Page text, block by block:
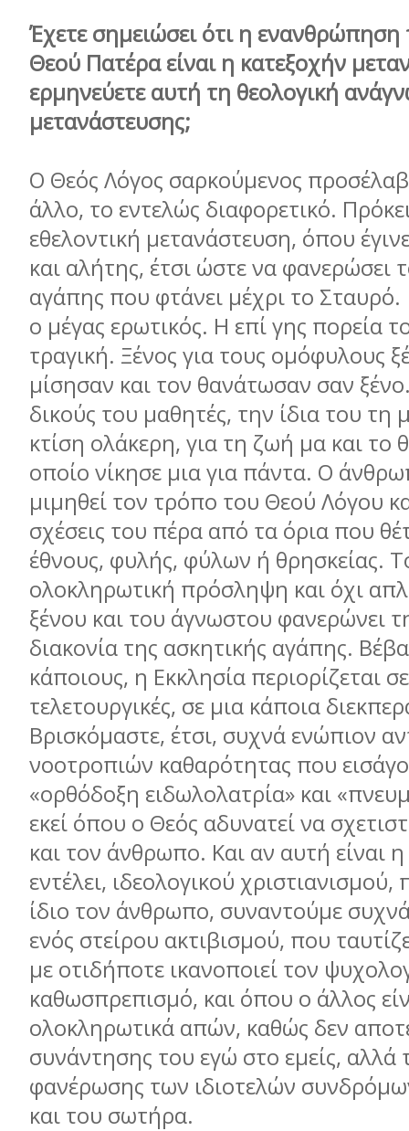
Έχετε σημειώσει ότι η
Θεού Πατέρα είναι η κατεξοχήν
ερμηνεύετε αυτή τη θεολογική
μετανάστευσης;
Ο Θεός Λόγος σαρκούμενος
άλλο, το εντελώς διαφορετικό.
εθελοντική μετανάστευση, όπου
και αλήτης, έτσι ώστε να φανερώσει
αγάπης που φτάνει μέχρι το Σταυρό.
ο μέγας ερωτικός. Η επί γης πορεία
τραγική. Ξένος για τους ομόφυλους
μίσησαν και τον θανάτωσαν σαν
δικούς του μαθητές, την ίδια του τη
κτίση ολάκερη, για τη ζωή μα και το
οποίο νίκησε μια για πάντα. Ο
μιμηθεί τον τρόπο του Θεού Λόγου
σχέσεις του πέρα από τα όρια που
έθνους, φυλής, φύλων ή θρησκείας.
ολοκληρωτική πρόσληψη και όχι
ξένου και του άγνωστου φανερώνει
διακονία της ασκητικής αγάπης.
κάποιους, η Εκκλησία περιορίζεται
τελετουργικές, σε μια κάποια
Βρισκόμαστε, έτσι, συχνά ενώπιον
νοοτροπιών καθαρότητας που
«ορθόδοξη ειδωλολατρία» και
εκεί όπου ο Θεός αδυνατεί να
και τον άνθρωπο. Και αν αυτή είναι η
εντέλει, ιδεολογικού χριστιανισμού,
ίδιο τον άνθρωπο, συναντούμε
ενός στείρου ακτιβισμού, που
με οτιδήποτε ικανοποιεί τον
καθωσπρεπισμό, και όπου ο άλλος
ολοκληρωτικά απών, καθώς δεν
συνάντησης του εγώ στο εμείς, αλλά
φανέρωσης των ιδιοτελών
και του σωτήρα.